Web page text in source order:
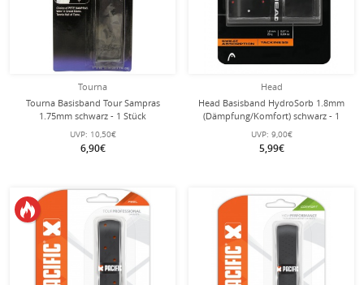
Tourna
Tourna Basisband Tour Sampras
1.75mm schwarz - 1 Stück
UVP: 10,50€
6,90€
Head
Head Basisband HydroSorb 1.8mm
(Dämpfung/Komfort) schwarz - 1
Stück
UVP: 9,00€
5,99€